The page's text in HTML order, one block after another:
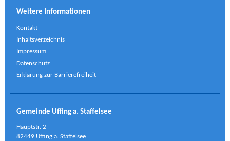
Weitere Informationen
Kontakt
Inhaltsverzeichnis
Impressum
Datenschutz
Erklärung zur Barrierefreiheit
Gemeinde Uffing a. Staffelsee
Hauptstr. 2
82449 Uffing a. Staffelsee